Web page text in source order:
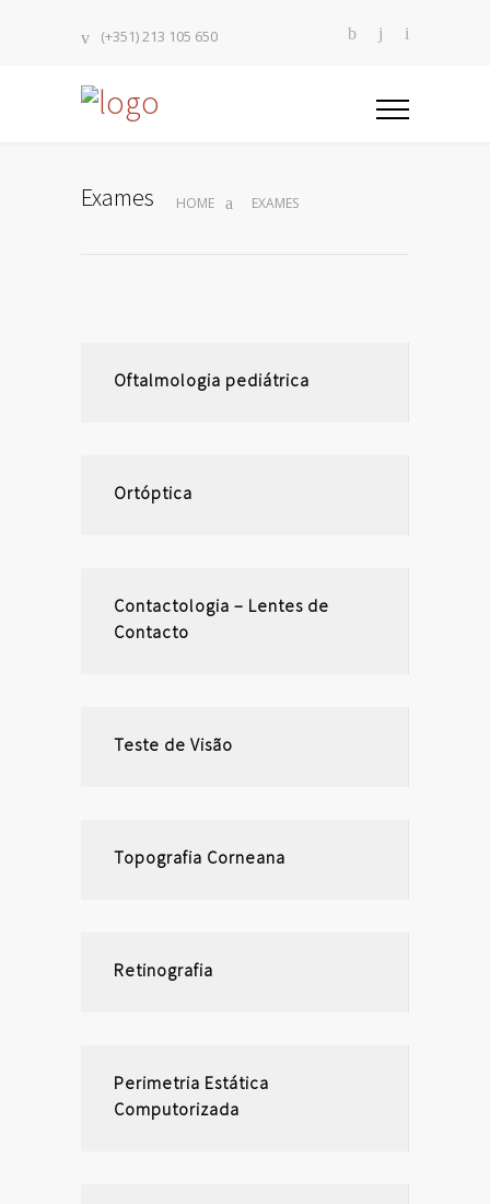
(+351) 213 105 650
Exames HOME EXAMES
Oftalmologia pediátrica
Ortóptica
Contactologia – Lentes de
Contacto
Teste de Visão
Topografia Corneana
Retinografia
Perimetria Estática
Computorizada